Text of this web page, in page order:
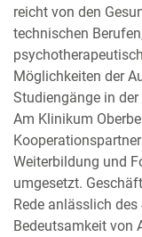
reicht von den
technischen
Möglichkeiten der
Studiengänge in
Am Klinikum
Weiterbildung und
umgesetzt.
Rede anlässlich
Bedeutsamkeit von